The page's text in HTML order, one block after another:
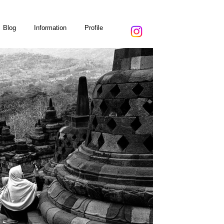
Blog Information Profile